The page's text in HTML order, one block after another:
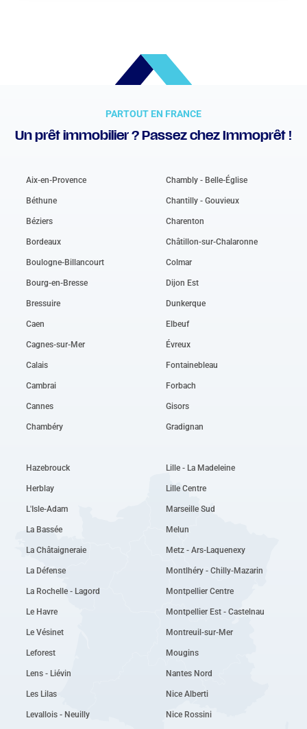
PARTOUT EN FRANCE
Un prêt immobilier ? Passez chez Immoprêt !
Aix-en-Provence
Béthune
Béziers
Bordeaux
Boulogne-Billancourt
Bourg-en-Bresse
Bressuire
Caen
Cagnes-sur-Mer
Calais
Cambrai
Cannes
Chambéry
Chambly - Belle-Église
Chantilly - Gouvieux
Charenton
Châtillon-sur-Chalaronne
Colmar
Dijon Est
Dunkerque
Elbeuf
Évreux
Fontainebleau
Forbach
Gisors
Gradignan
Hazebrouck
Herblay
L'Isle-Adam
La Bassée
La Châtaigneraie
La Défense
La Rochelle - Lagord
Le Havre
Le Vésinet
Leforest
Lens - Liévin
Les Lilas
Levallois - Neuilly
Lille - La Madeleine
Lille Centre
Marseille Sud
Melun
Metz - Ars-Laquenexy
Montlhéry - Chilly-Mazarin
Montpellier Centre
Montpellier Est - Castelnau
Montreuil-sur-Mer
Mougins
Nantes Nord
Nice Alberti
Nice Rossini